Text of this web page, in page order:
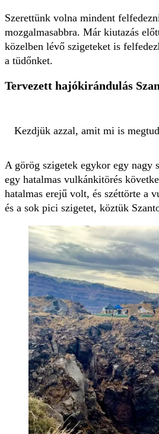
Szerettünk volna mindent
mozgalmasabbra. Már kiutazás
közelben lévő szigeteket is
a tüdőnket.
Tervezett hajókirándulás
Kezdjük azzal, amit mi is
A görög szigetek egykor egy nagy
egy hatalmas vulkánkitörés
hatalmas erejű volt, és széttörte a
és a sok pici szigetet, köztük